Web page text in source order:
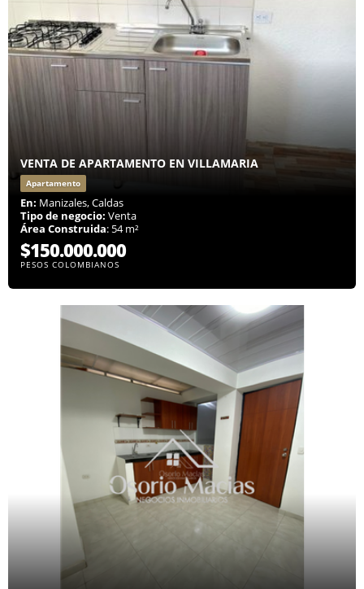
VENTA DE APARTAMENTO EN VILLAMARIA
Apartamento
En: Manizales, Caldas
Tipo de negocio: Venta
Área Construida: 54 m²
$150.000.000
PESOS COLOMBIANOS